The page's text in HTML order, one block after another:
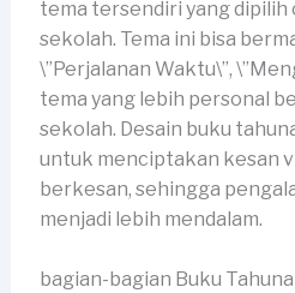
tema tersendiri yang dipilih
sekolah. Tema ini bisa
\”Perjalanan Waktu\”,
tema yang lebih personal
sekolah. Desain buku
untuk menciptakan kesan
berkesan, sehingga
menjadi lebih mendalam.
bagian-bagian Buku